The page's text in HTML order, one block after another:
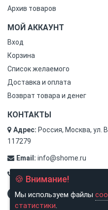
🍪 Внимание!
Мы используем файлы
статистики.
Архив товаров
МОЙ АККАУНТ
Вход
Корзина
Список желаемого
Доставка и оплата
Возврат товара и денег
КОНТАКТЫ
Адрес: Россия, Москва, ул.
117279
Email: info@shome.ru
Тел.: 8 (800) 500-31-78